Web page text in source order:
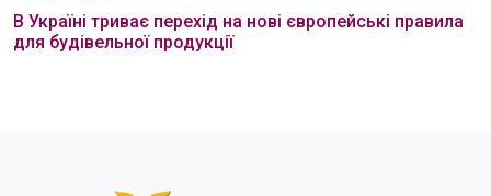
В Україні триває перехід на нові європейські правила
для будівельної продукції